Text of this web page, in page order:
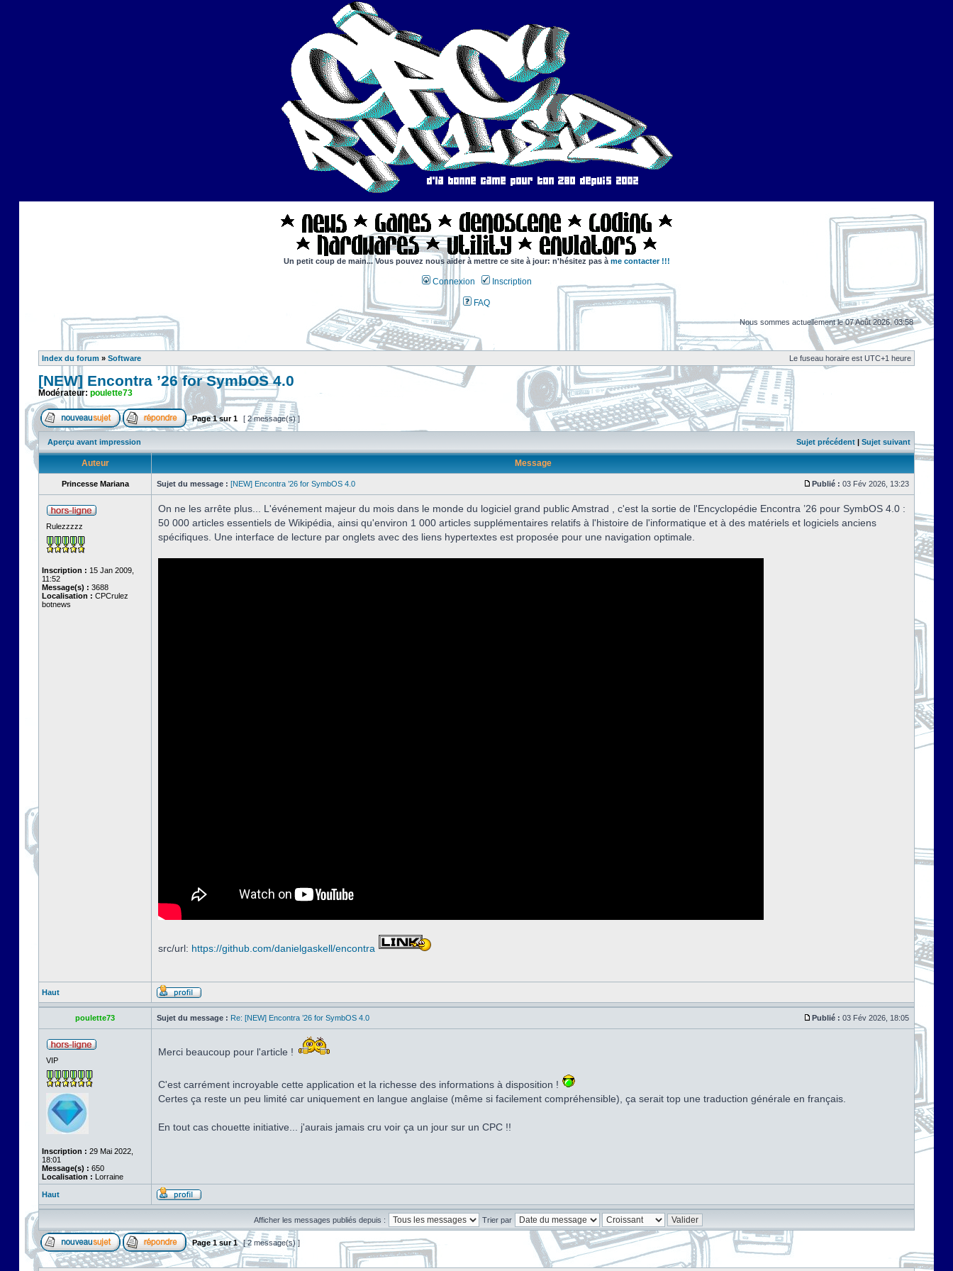
Un petit coup de main... Vous pouvez nous aider à mettre ce site à jour: n'hésitez pas à me contacter !!!
Connexion Inscription
FAQ
Nous sommes actuellement le 07 Août 2026, 03:58
Index du forum » Software Le fuseau horaire est UTC+1 heure
[NEW] Encontra ’26 for SymbOS 4.0
Modérateur: poulette73
Page1sur1 [ 2 message(s) ]
Aperçu avant impression Sujet précédent | Sujet suivant
Auteur Message
Princesse Mariana Sujet du message : [NEW] Encontra ’26 for SymbOS 4.0 Publié : 03 Fév 2026, 13:23
Rulezzzzz
Inscription : 15 Jan 2009,
11:52
Message(s) : 3688
Localisation : CPCrulez
botnews
On ne les arrête plus... L'événement majeur du mois dans le monde du logiciel grand public Amstrad , c'est la sortie de l'Encyclopédie Encontra ’26 pour SymbOS 4.0 :
50 000 articles essentiels de Wikipédia, ainsi qu'environ 1 000 articles supplémentaires relatifs à l'histoire de l'informatique et à des matériels et logiciels anciens
spécifiques. Une interface de lecture par onglets avec des liens hypertextes est proposée pour une navigation optimale.
src/url: https://github.com/danielgaskell/encontra
Haut
poulette73 Sujet du message : Re: [NEW] Encontra ’26 for SymbOS 4.0 Publié : 03 Fév 2026, 18:05
VIP
Inscription : 29 Mai 2022,
18:01
Message(s) : 650
Localisation : Lorraine
Merci beaucoup pour l'article !
C'est carrément incroyable cette application et la richesse des informations à disposition !
Certes ça reste un peu limité car uniquement en langue anglaise (même si facilement compréhensible), ça serait top une traduction générale en français.
En tout cas chouette initiative... j'aurais jamais cru voir ça un jour sur un CPC !!
Haut
Afficher les messages publiés depuis : Trier par
Page1sur1 [ 2 message(s) ]